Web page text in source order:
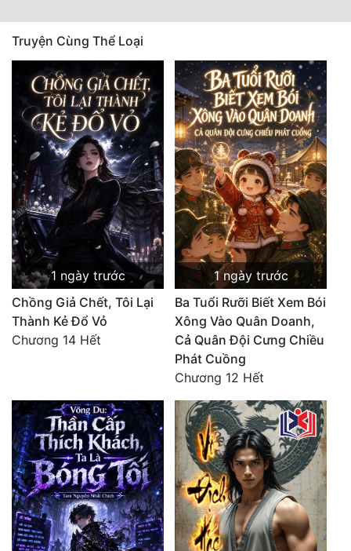
Truyện Cùng Thể Loại
1 ngày trước
Chồng Giả Chết, Tôi Lại
Thành Kẻ Đổ Vỏ
Chương 14 Hết
1 ngày trước
Ba Tuổi Rưỡi Biết Xem Bói
Xông Vào Quân Doanh,
Cả Quân Đội Cưng Chiều
Phát Cuồng
Chương 12 Hết